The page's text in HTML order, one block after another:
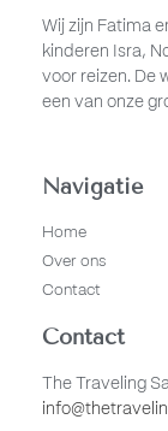
Wij zijn Fatima
kinderen Isra,
voor reizen. De
een van onze
Navigatie
Home
Over ons
Contact
Contact
The Traveling